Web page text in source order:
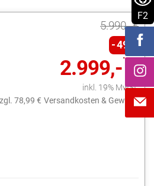
5.990,- €
49%
2.999,- €
inkl. 19% MwSt.
78,99 € Versandkosten & Gewicht
F2